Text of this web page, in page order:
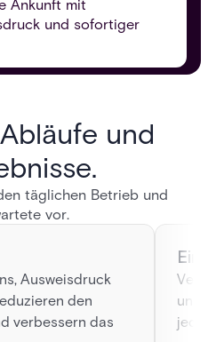
Ankunft mit
und sofortiger
und
täglichen Betrieb und
vor.
Ausweisdruck
den
verbessern das
und